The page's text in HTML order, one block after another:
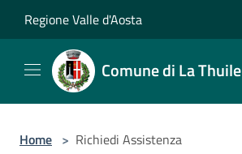
Regione Valle d'Aosta
Comune di La Thuile
Home > Richiedi Assistenza